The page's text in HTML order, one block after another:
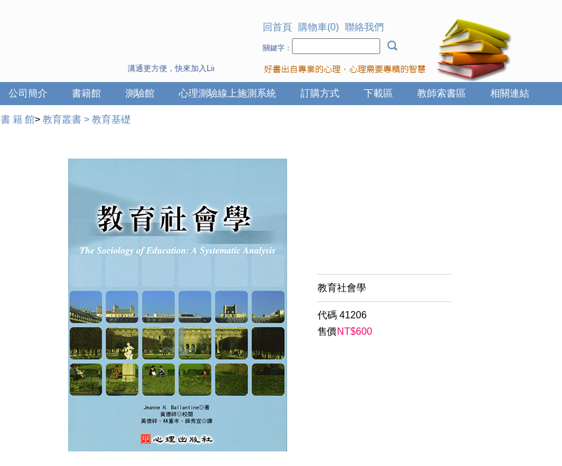
溝通更方便，快來加入Line 與 Wechat ~
回首頁 購物車(0) 聯絡我們
關鍵字：
相關連結
教師索書區
下載區
訂購方式
心理測驗線上施測系統
測驗館
書籍館
公司簡介
書 籍 館> 教育叢書 > 教育基礎
教育社會學
代碼 41206
售價NT$600